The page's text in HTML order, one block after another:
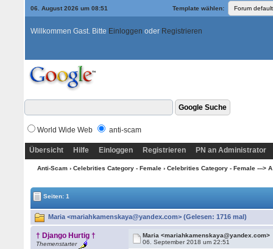
06. August 2026 um 08:51 Template wählen:
Willkommen Gast. Bitte Einloggen oder Registrieren
World Wide Web anti-scam
Übersicht Hilfe Einloggen Registrieren PN an Administrator
Anti-Scam› Celebrities Category - Female› Celebrities Category - Female ---> A
Seiten: 1
Maria <mariahkamenskaya@yandex.com> (Gelesen: 1716 mal)
† Django Hurtig †
Themenstarter
Maria <mariahkamenskaya@yandex.com>
06. September 2018 um 22:51